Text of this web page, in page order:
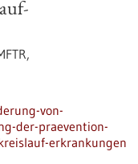
von-
der-praevention-
erkrankungen